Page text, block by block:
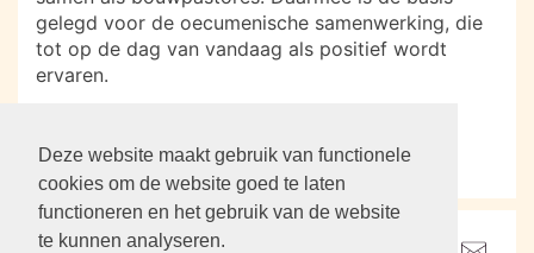
Deze website maakt gebruik van functionele
cookies om de website goed te laten
functioneren en het gebruik van de website
te kunnen analyseren.
gelegd voor de oecumenische samenwerking, die
tot op de dag van vandaag als positief wordt
ervaren.
terug